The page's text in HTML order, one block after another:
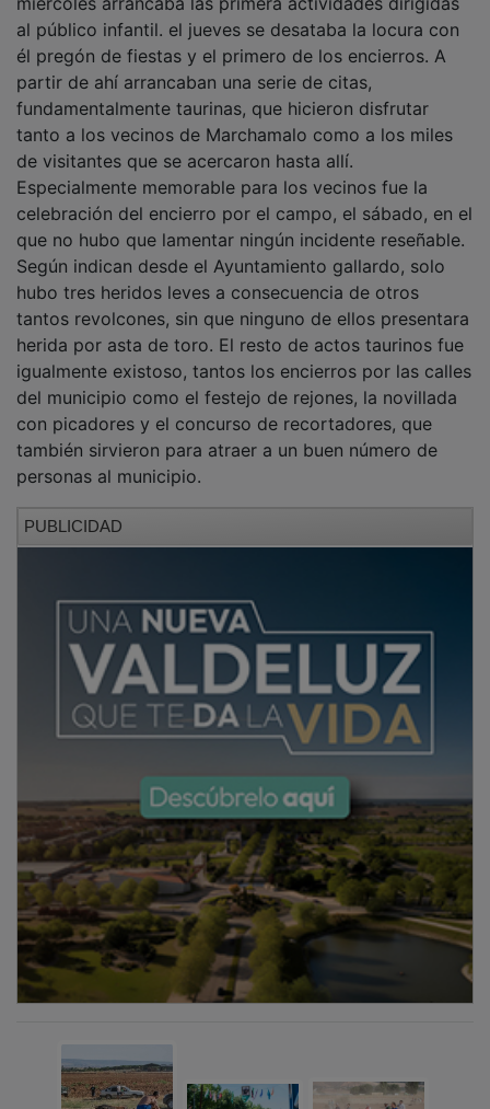
al público infantil. el jueves se desataba la locura con
él pregón de fiestas y el primero de los encierros. A
partir de ahí arrancaban una serie de citas,
fundamentalmente taurinas, que hicieron disfrutar
tanto a los vecinos de Marchamalo como a los miles
de visitantes que se acercaron hasta allí.
Especialmente memorable para los vecinos fue la
celebración del encierro por el campo, el sábado, en el
que no hubo que lamentar ningún incidente reseñable.
Según indican desde el Ayuntamiento gallardo, solo
hubo tres heridos leves a consecuencia de otros
tantos revolcones, sin que ninguno de ellos presentara
herida por asta de toro. El resto de actos taurinos fue
igualmente existoso, tantos los encierros por las calles
del municipio como el festejo de rejones, la novillada
con picadores y el concurso de recortadores, que
también sirvieron para atraer a un buen número de
personas al municipio.